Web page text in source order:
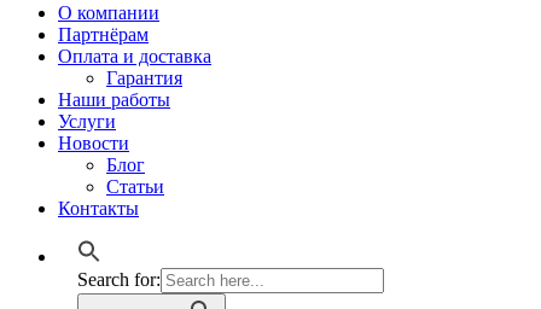
О компании
Партнёрам
Оплата и доставка
Гарантия
Наши работы
Услуги
Новости
Блог
Статьи
Контакты
Search for: